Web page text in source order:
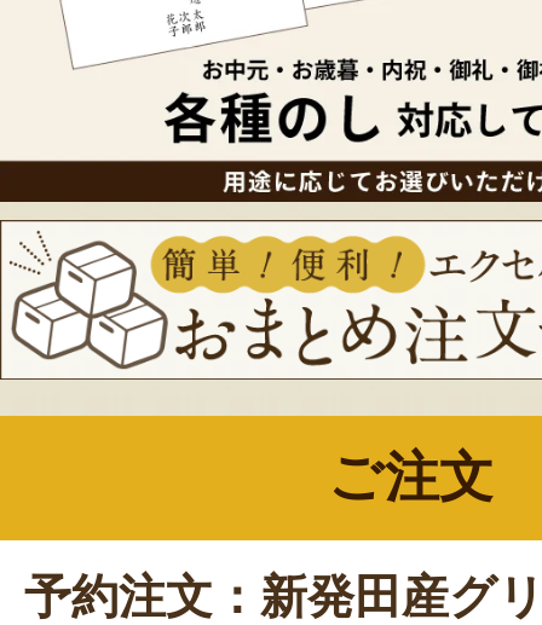
ご注文
予約注文：新発田産グ